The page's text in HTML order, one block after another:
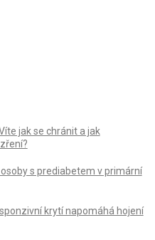
jak se chránit a jak
s prediabetem v primární
krytí napomáhá hojení